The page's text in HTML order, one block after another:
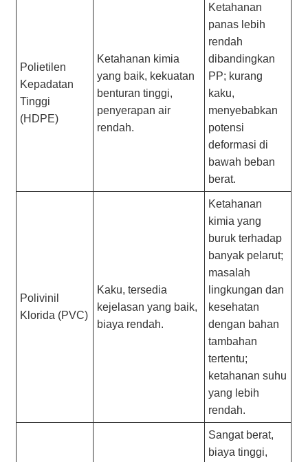
Polietilen
Kepadatan
Tinggi
(HDPE)
Ketahanan kimia
yang baik, kekuatan
benturan tinggi,
penyerapan air
rendah.
Ketahanan
panas lebih
rendah
dibandingkan
PP; kurang
kaku,
menyebabkan
potensi
deformasi di
bawah beban
berat.
Polivinil
Klorida (PVC)
Kaku, tersedia
kejelasan yang baik,
biaya rendah.
Ketahanan
kimia yang
buruk terhadap
banyak pelarut;
masalah
lingkungan dan
kesehatan
dengan bahan
tambahan
tertentu;
ketahanan suhu
yang lebih
rendah.
Sangat berat,
biaya tinggi,